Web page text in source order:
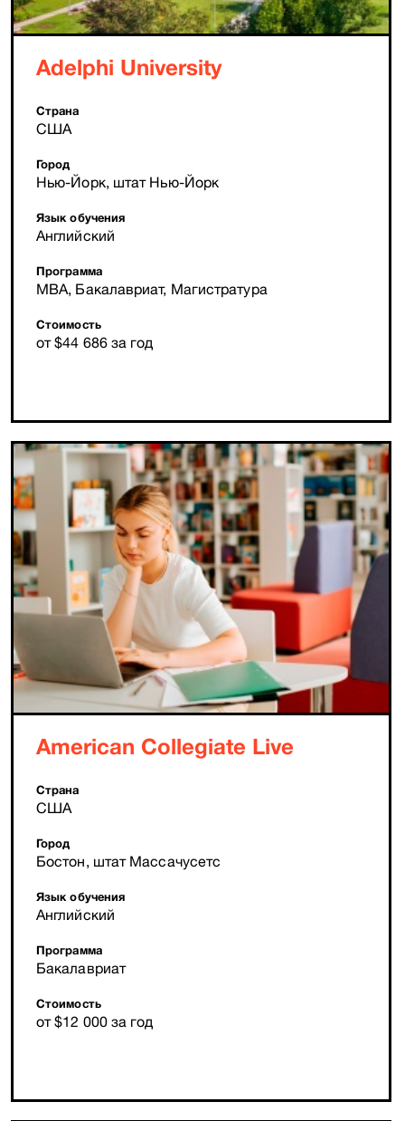
Adelphi University
Страна
США
Город
Нью-Йорк, штат Нью-Йорк
Язык обучения
Английский
Программа
MBA, Бакалавриат, Магистратура
Стоимость
от $44 686 за год
American Collegiate Live
Страна
США
Город
Бостон, штат Массачусетс
Язык обучения
Английский
Программа
Бакалавриат
Стоимость
от $12 000 за год